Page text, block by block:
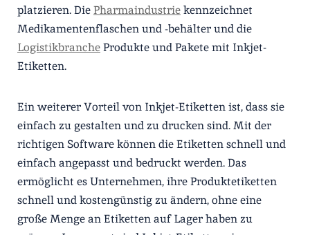
platzieren. DiePharmaindustriekennzeichnet
Medikamentenflaschen und -behälter und die
LogistikbrancheProdukte und Pakete mit Inkjet-
Etiketten.
Ein weiterer Vorteil von Inkjet-Etiketten ist, dass sie
einfach zu gestalten und zu drucken sind. Mit der
richtigen Software können die Etiketten schnell und
einfach angepasst und bedruckt werden. Das
ermöglicht es Unternehmen, ihre Produktetiketten
schnell und kostengünstig zu ändern, ohne eine
große Menge an Etiketten auf Lager haben zu